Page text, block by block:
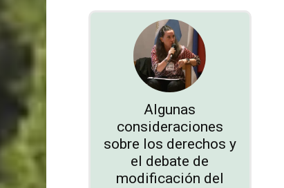
Algunas
consideraciones
sobre los derechos y
el debate de
modificación del